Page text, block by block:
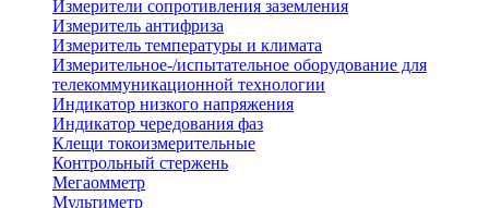
Измерители сопротивления заземления
Измеритель антифриза
Измеритель температуры и климата
Измерительное-/испытательное оборудование для
телекоммуникационной технологии
Индикатор низкого напряжения
Индикатор чередования фаз
Клещи токоизмерительные
Контрольный стержень
Мегаомметр
Мультиметр